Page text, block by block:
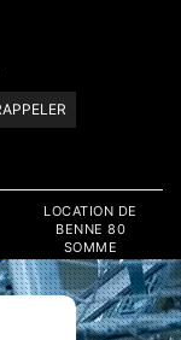
LOCATION DE
BENNE 80
SOMME